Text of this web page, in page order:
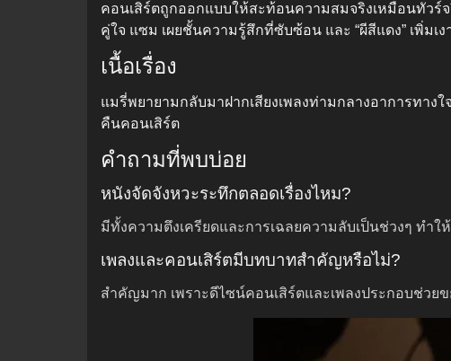
คอนเสิร์ตถูกออกแบบให้สะท้อนความสมจริงเหมือนทัวร์
คู่ใจ แซม เผยชั้นความรู้สึกที่ซับซ้อน และ “ผีสีแดง” เพิ่ม
เนื้อเรื่อง
แมรี่พยายามกลับมาฝากเสียงเพลงท่ามกลางอาการทา
คืนคอนเสิร์ต
คำถามที่พบบ่อย
หนังจัดจังหวะระทึกตลอดเรื่องไหม?
มีทั้งความตึงเครียดและการเฉลยความลับเป็นช่วงๆ ทำ
เพลงและคอนเสิร์ตมีบทบาทสำคัญหรือไม่?
สำคัญมาก เพราะดีไซน์คอนเสิร์ตและเพลงประกอบช่วย